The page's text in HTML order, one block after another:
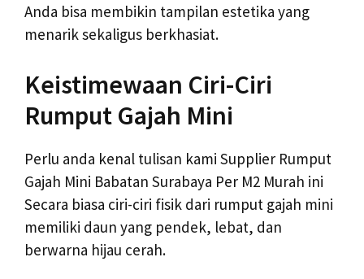
Anda bisa membikin tampilan estetika yang
menarik sekaligus berkhasiat.
Keistimewaan Ciri-Ciri
Rumput Gajah Mini
Perlu anda kenal tulisan kami Supplier Rumput
Gajah Mini Babatan Surabaya Per M2 Murah ini
Secara biasa ciri-ciri fisik dari rumput gajah mini
memiliki daun yang pendek, lebat, dan
berwarna hijau cerah.